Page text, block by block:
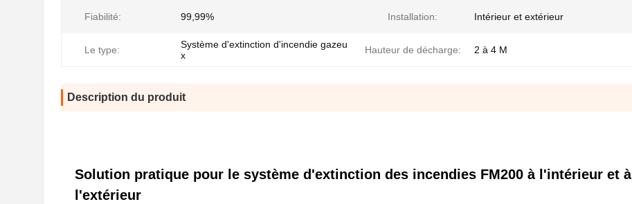
Fiabilité: 99,99% Installation: Intérieur et extérieur
Le type:
Système d'extinction d'incendie gazeu
x
Hauteur de décharge: 2 à 4 M
Description du produit
Solution pratique pour le système d'extinction des incendies FM200 à l'intérieur et à
l'extérieur